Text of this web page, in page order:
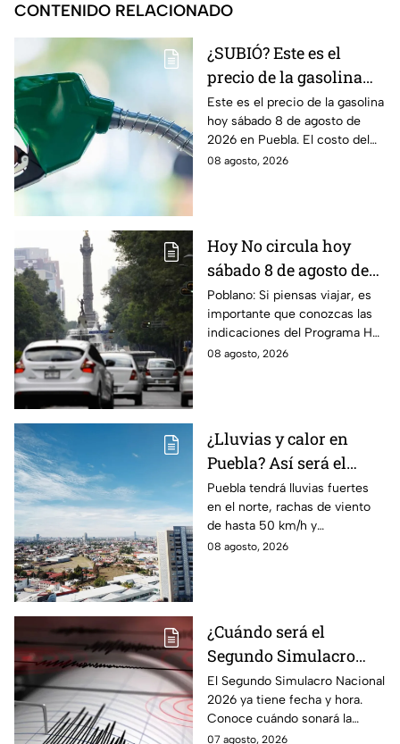
CONTENIDO RELACIONADO
¿SUBIÓ? Este es el
precio de la gasolina
Puebla hoy sábado 8 de
agosto de 2026
Este es el precio de la gasolina
hoy sábado 8 de agosto de
2026 en Puebla. El costo del
combustible cambia todos los
08 agosto, 2026
Hoy No circula hoy
sábado 8 de agosto de
2026: ¿Qué autos no
transitan en la CDMX y
EdoMex?
Poblano: Si piensas viajar, es
importante que conozcas las
indicaciones del Programa Hoy
No Circula HOY sábado 8 de
08 agosto, 2026
¿Lluvias y calor en
Puebla? Así será el
clima HOY sábado 8 de
agosto
Puebla tendrá lluvias fuertes
en el norte, rachas de viento
de hasta 50 km/h y
temperaturas de hasta 40 °C
08 agosto, 2026
¿Cuándo será el
Segundo Simulacro
Nacional 2026? A esta
hora sonará la alerta
sísmica
El Segundo Simulacro Nacional
2026 ya tiene fecha y hora.
Conoce cuándo sonará la
alerta sísmica y qué ocurrirá
07 agosto, 2026